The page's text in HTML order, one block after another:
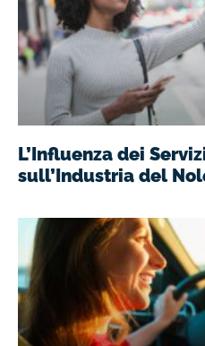
L’Influenza dei
sull’Industria del